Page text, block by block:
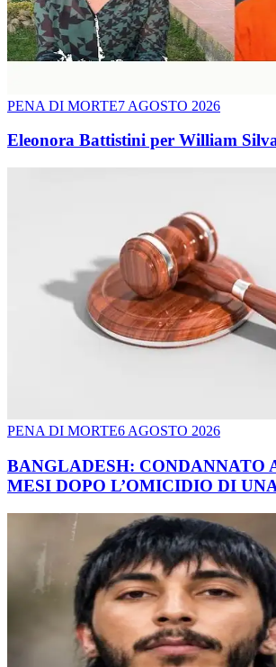
PENA DI MORTE7 AGOSTO 2026
Eleonora Battistini per William
PENA DI MORTE6 AGOSTO 2026
BANGLADESH: CONDANNATO
MESI DOPO L’OMICIDIO DI